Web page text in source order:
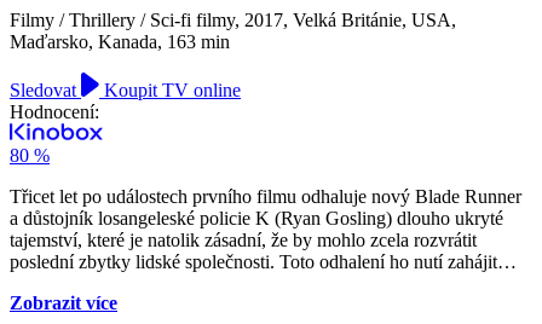
Filmy / Thrillery / Sci-fi filmy, 2017, Velká Británie, USA,
Maďarsko, Kanada, 163 min
Sledovat
Koupit TV online
Hodnocení:
80 %
Třicet let po událostech prvního filmu odhaluje nový Blade Runner
a důstojník losangeleské policie K (Ryan Gosling) dlouho ukryté
tajemství, které je natolik zásadní, že by mohlo zcela rozvrátit
poslední zbytky lidské společnosti. Toto odhalení ho nutí zahájit
Runnerovi losangeleské policie, který je už 30 let nezvěstný.
Zobrazit více